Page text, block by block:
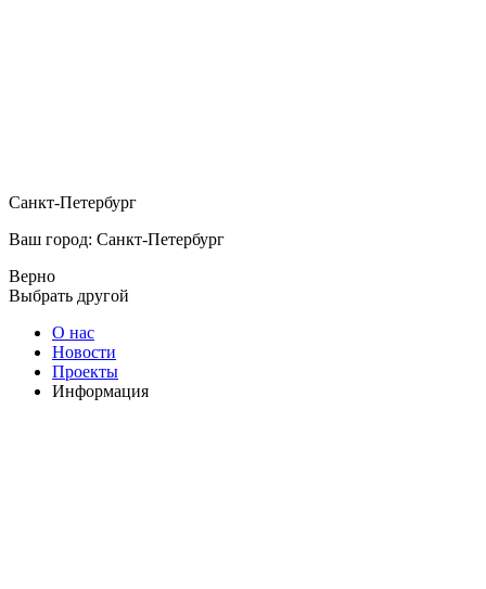
Санкт-Петербург
Ваш город: Санкт-Петербург
Верно
Выбрать другой
О нас
Новости
Проекты
Информация